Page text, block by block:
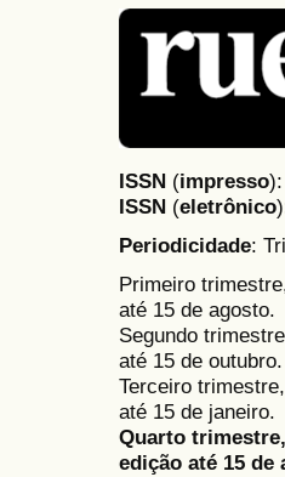
ISSN (impresso
ISSN (eletrônico
Periodicidade:
Primeiro
até 15 de agosto.
Segundo
até 15 de outubro.
Terceiro
até 15 de janeiro.
Quarto
edição até 15 de